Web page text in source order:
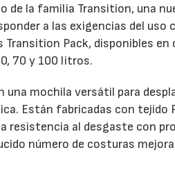
de la familia Transition, una
a las exigencias del uso
Pack, disponibles en
70 y 100 litros.
una mochila versátil para
Están fabricadas con tejido
resistencia al desgaste con
número de costuras